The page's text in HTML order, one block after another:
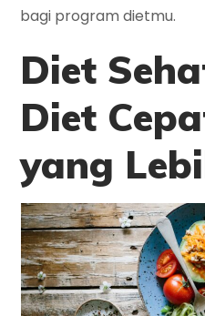
bagi program dietmu.
Diet
Diet
yang